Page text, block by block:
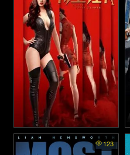
Miss Danger - ยอดจารชน
สาว สวยสังหาร (2020)123